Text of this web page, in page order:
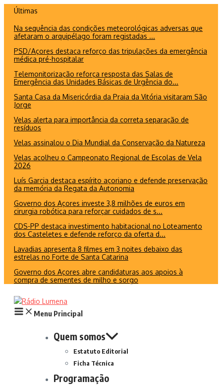
conteúdo
Últimas
Na sequência das condições meteorológicas adversas que
afetaram o arquipélago foram registadas ...
PSD/Açores destaca reforço das tripulações da emergência
médica pré-hospitalar
Telemonitorização reforça resposta das Salas de
Emergência das Unidades Básicas de Urgência do...
Santa Casa da Misericórdia da Praia da Vitória visitaram São
Jorge
Velas alerta para importância da correta separação de
resíduos
Velas assinalou o Dia Mundial da Conservação da Natureza
Velas acolheu o Campeonato Regional de Escolas de Vela
2026
Luís Garcia destaca espírito açoriano e defende preservação
da memória da Regata da Autonomia
Governo dos Açores investe 3,8 milhões de euros em
cirurgia robótica para reforçar cuidados de s...
CDS-PP destaca investimento habitacional no Loteamento
dos Casteletes e defende reforço da oferta d...
Lavadias apresenta 8 filmes em 3 noites debaixo das
estrelas no Forte de Santa Catarina
Governo dos Açores abre candidaturas aos apoios à
compra de sementes de milho e sorgo
Menu Principal
Quem somos
Estatuto Editorial
Ficha Técnica
Programação